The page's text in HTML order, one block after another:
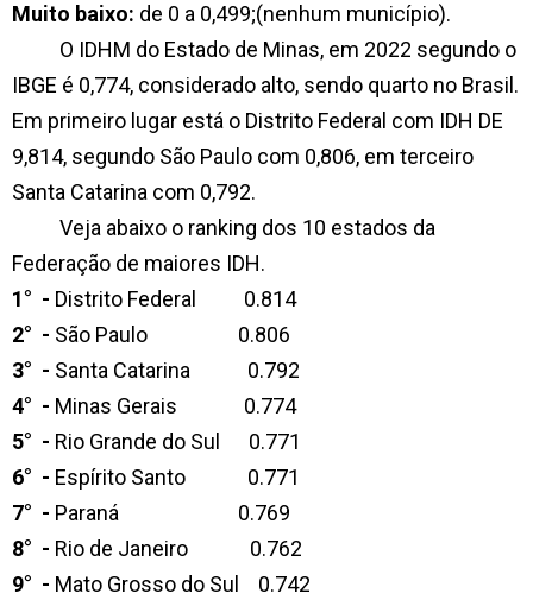
Muito baixo: de 0 a 0,499;(nenhum município).
O IDHM do Estado de Minas, em 2022 segundo o
IBGE é 0,774, considerado alto, sendo quarto no Brasil.
Em primeiro lugar está o Distrito Federal com IDH DE
9,814, segundo São Paulo com 0,806, em terceiro
Santa Catarina com 0,792.
Veja abaixo o ranking dos 10 estados da
Federação de maiores IDH.
1° - Distrito Federal 0.814
2° - São Paulo 0.806
3° - Santa Catarina 0.792
4° - Minas Gerais 0.774
5° - Rio Grande do Sul 0.771
6° - Espírito Santo 0.771
7° - Paraná 0.769
8° - Rio de Janeiro 0.762
9° - Mato Grosso do Sul 0.742